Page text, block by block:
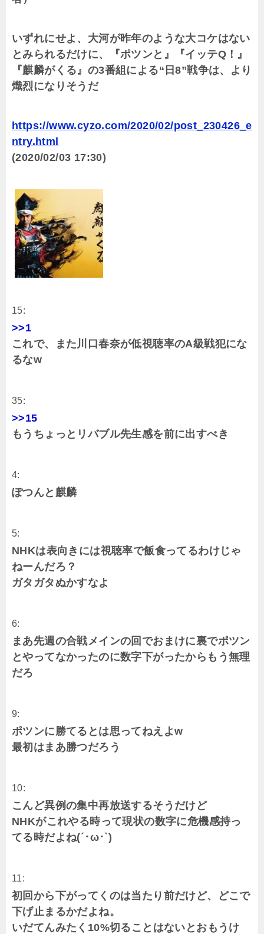
いずれにせよ、大河が昨年のような大コケはない
とみられるだけに、『ポツンと』『イッテQ！』
『麒麟がくる』の3番組による“日8”戦争は、より
熾烈になりそうだ
https://www.cyzo.com/2020/02/post_230426_e
ntry.html
(2020/02/03 17:30)
15:
>>1
これで、また川口春奈が低視聴率のA級戦犯にな
るなw
35:
>>15
もうちょっとリバブル先生感を前に出すべき
4:
ぽつんと麒麟
5:
NHKは表向きには視聴率で飯食ってるわけじゃ
ねーんだろ？
ガタガタぬかすなよ
6:
まあ先週の合戦メインの回でおまけに裏でポツン
とやってなかったのに数字下がったからもう無理
だろ
9:
ポツンに勝てるとは思ってねえよw
最初はまあ勝つだろう
10:
こんど異例の集中再放送するそうだけど
NHKがこれやる時って現状の数字に危機感持っ
てる時だよね(´･ω･`)
11:
初回から下がってくのは当たり前だけど、どこで
下げ止まるかだよね。
いだてんみたく10%切ることはないとおもうけ